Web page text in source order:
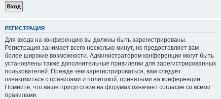
РЕГИСТРАЦИЯ
Для входа на конференцию вы должны быть зарегистрированы.
Регистрация занимает всего несколько минут, но предоставляет вам
более широкие возможности. Администратором конференции могут быть
установлены также дополнительные привилегии для зарегистрированных
пользователей. Прежде чем зарегистрироваться, вам следует
ознакомиться с правилами и политикой, принятыми на конференции.
Помните, что ваше присутствие на форумах означает согласие со всеми
правилами.